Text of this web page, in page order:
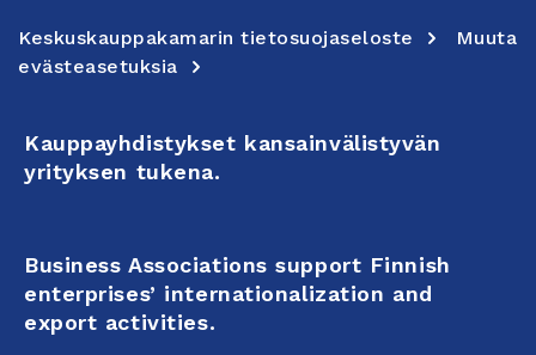
Keskuskauppakamarin tietosuojaseloste
Muuta
evästeasetuksia
Kauppayhdistykset kansainvälistyvän
yrityksen tukena.
Business Associations support Finnish
enterprises’ internationalization and
export activities.